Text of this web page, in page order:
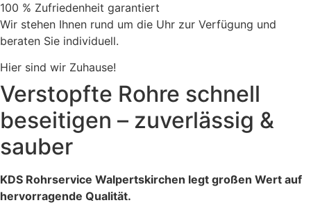
100 % Zufriedenheit garantiert
Wir stehen Ihnen rund um die Uhr zur Verfügung und
beraten Sie individuell.
Hier sind wir Zuhause!
Verstopfte Rohre schnell
beseitigen – zuverlässig &
sauber
KDS Rohrservice Walpertskirchen legt großen Wert auf
hervorragende Qualität.